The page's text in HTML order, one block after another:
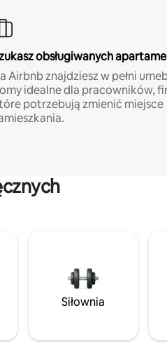
obsługiwanych
Airbnb znajdziesz w pełni
idealne dla pracowników,
potrzebują zmienić miejsce
Siłownia